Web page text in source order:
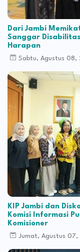
Dari Jambi
Sanggar
Harapan
Sabtu, Agustus 08,
KIP Jambi dan
Komisi Informasi
Komisioner
Jumat, Agustus 07,